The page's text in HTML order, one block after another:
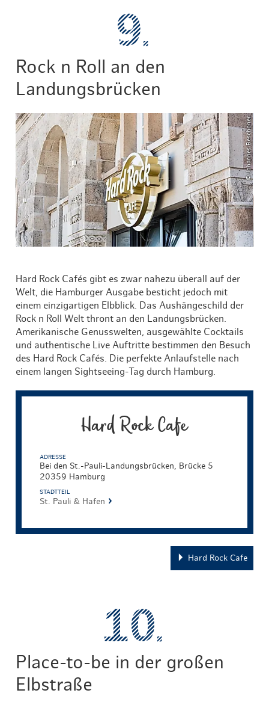
Rock n Roll an den
Landungsbrücken
© Johannes Beschoner
Hard Rock Cafés gibt es zwar nahezu überall auf der
Welt, die Hamburger Ausgabe besticht jedoch mit
einem einzigartigen Elbblick. Das Aushängeschild der
Rock n Roll Welt thront an den Landungsbrücken.
Amerikanische Genusswelten, ausgewählte Cocktails
und authentische Live Auftritte bestimmen den Besuch
des Hard Rock Cafés. Die perfekte Anlaufstelle nach
einem langen Sightseeing-Tag durch Hamburg.
Hard Rock Cafe
ADRESSE
Bei den St.-Pauli-Landungsbrücken, Brücke 5
20359 Hamburg
STADTTEIL
St. Pauli & Hafen
Hard Rock Cafe
Place-to-be in der großen
Elbstraße